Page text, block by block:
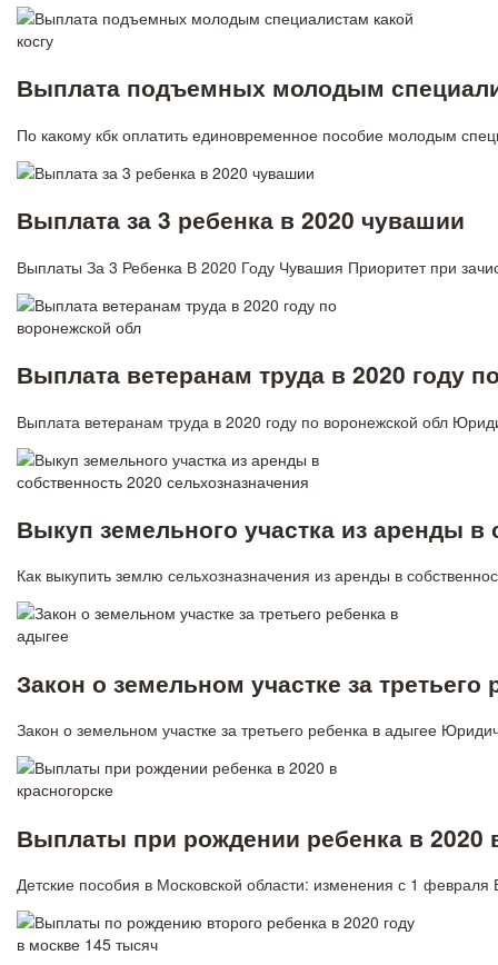
Выплата подъемных молодым
По какому кбк оплатить единовременное пособие молодым
Выплата за 3 ребенка в 2020 чувашии
Выплаты За 3 Ребенка В 2020 Году Чувашия Приоритет при
Выплата ветеранам труда в 2020 году
Выплата ветеранам труда в 2020 году по воронежской обл
Выкуп земельного участка из аренды в
Как выкупить землю сельхозназначения из аренды в
Закон о земельном участке за третьего
Закон о земельном участке за третьего ребенка в адыгее
Выплаты при рождении ребенка в 2020
Детские пособия в Московской области: изменения с 1